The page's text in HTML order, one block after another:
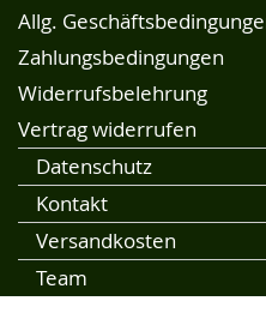
Allg.
Zahlungsbedingungen
Widerrufsbelehrung
Vertrag widerrufen
Datenschutz
Kontakt
Versandkosten
Team